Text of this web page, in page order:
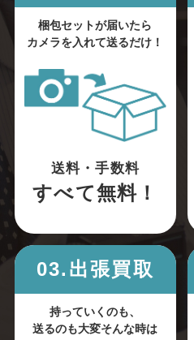
梱包セットが届いたら
カメラを入れて送るだけ！
送料・手数料
すべて無料！
03.出張買取
持っていくのも、
送るのも大変そんな時は